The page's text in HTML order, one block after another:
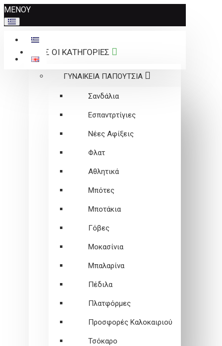
Σημείωση:
Αυτός
ο
ιστότοπος
περιλαμβάνει
ΜΕΝΟΥ
ΟΛΕΣ ΟΙ ΚΑΤΗΓΟΡΙΕΣ
ΓΥΝΑΙΚΕΙΑ ΠΑΠΟΥΤΣΙΑ
Σανδάλια
Εσπαντρτίγιες
Νέες Αφίξεις
Φλατ
Αθλητικά
Μπότες
Μποτάκια
Γόβες
Μοκασίνια
Μπαλαρίνα
Πέδιλα
Πλατφόρμες
Προσφορές Καλοκαιριού
Τσόκαρο